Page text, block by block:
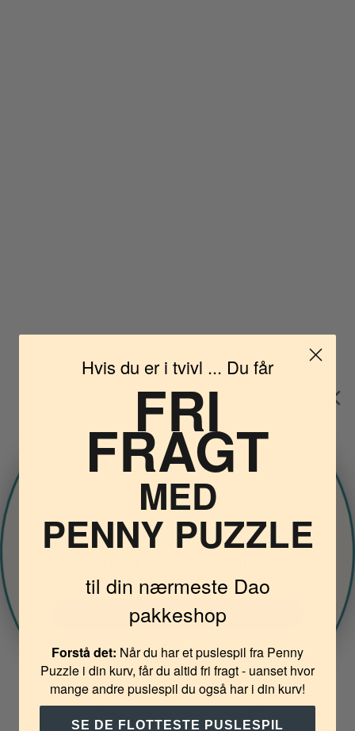
Vil du
JA TAK
NEJ TAK
Hvis du er i tvivl ... Du får
FRI
FRAGT
MED
PENNY PUZZLE
til din nærmeste Dao
pakkeshop
Forstå det: Når du har et puslespil fra Penny
Puzzle i din kurv, får du altid fri fragt - uanset hvor
mange andre puslespil du også har i din kurv!
SE DE FLOTTESTE PUSLESPIL